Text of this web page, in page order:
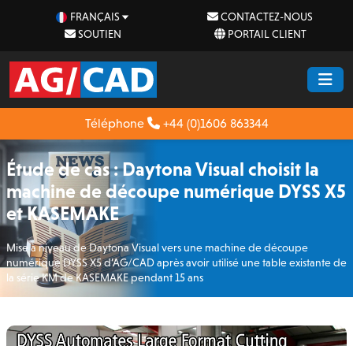
FRANÇAIS
CONTACTEZ-NOUS
SOUTIEN
PORTAIL CLIENT
Téléphone +44 (0)1606 863344
Étude de cas : Daytona Visual choisit la
machine de découpe numérique DYSS X5
et KASEMAKE
Mise à niveau de Daytona Visual vers une machine de découpe
numérique DYSS X5 d’AG/CAD après avoir utilisé une table existante de
la série KM de KASEMAKE pendant 15 ans